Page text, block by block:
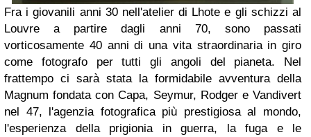
Fra i giovanili anni 30 nell'atelier di Lhote e gli schizzi al
Louvre a partire dagli anni 70, sono passati
vorticosamente 40 anni di una vita straordinaria in giro
come fotografo per tutti gli angoli del pianeta. Nel
frattempo ci sarà stata la formidabile avventura della
Magnum fondata con Capa, Seymur, Rodger e Vandivert
nel 47, l'agenzia fotografica più prestigiosa al mondo,
l'esperienza della prigionia in guerra, la fuga e le